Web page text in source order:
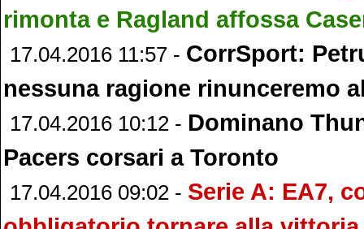
rimonta e Ragland affossa
17.04.2016 11:57 - CorrSport:
nessuna ragione rinunceremo
17.04.2016 10:12 - Dominano
Pacers corsari a Toronto
17.04.2016 09:02 - Serie A: EA7,